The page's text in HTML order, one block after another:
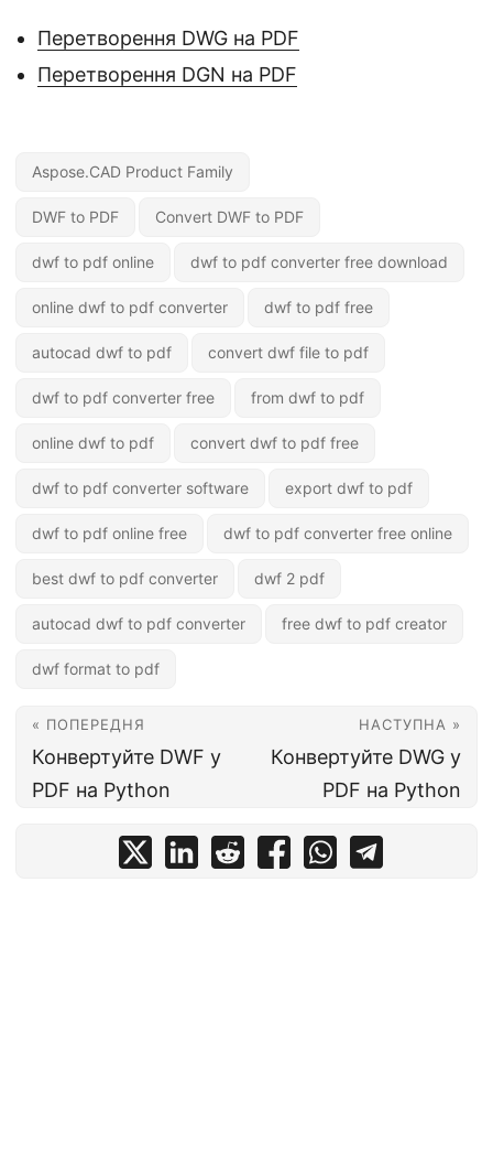
Перетворення DWG на PDF
Перетворення DGN на PDF
Aspose.CAD Product Family
DWF to PDF Convert DWF to PDF
dwf to pdf online dwf to pdf converter free download
online dwf to pdf converter dwf to pdf free
autocad dwf to pdf convert dwf file to pdf
dwf to pdf converter free from dwf to pdf
online dwf to pdf convert dwf to pdf free
dwf to pdf converter software export dwf to pdf
dwf to pdf online free dwf to pdf converter free online
best dwf to pdf converter dwf 2 pdf
autocad dwf to pdf converter free dwf to pdf creator
dwf format to pdf
« ПОПЕРЕДНЯ
Конвертуйте DWF у
PDF на Python
НАСТУПНА »
Конвертуйте DWG у
PDF на Python